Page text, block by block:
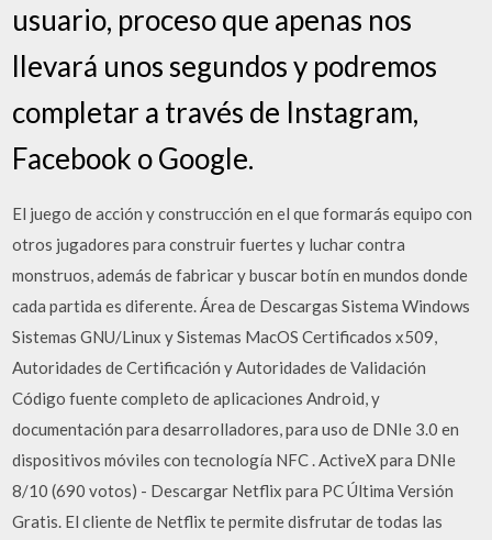
usuario, proceso que apenas nos
llevará unos segundos y podremos
completar a través de Instagram,
Facebook o Google.
El juego de acción y construcción en el que formarás equipo con
otros jugadores para construir fuertes y luchar contra
monstruos, además de fabricar y buscar botín en mundos donde
cada partida es diferente. Área de Descargas Sistema Windows
Sistemas GNU/Linux y Sistemas MacOS Certificados x509,
Autoridades de Certificación y Autoridades de Validación
Código fuente completo de aplicaciones Android, y
documentación para desarrolladores, para uso de DNIe 3.0 en
dispositivos móviles con tecnología NFC . ActiveX para DNIe
8/10 (690 votos) - Descargar Netflix para PC Última Versión
Gratis. El cliente de Netflix te permite disfrutar de todas las